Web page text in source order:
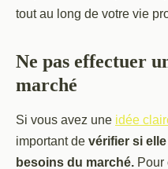
tout au long de votre vie
Ne pas effectuer
marché
Si vous avez une idée
important de vérifier si
besoins du marché. Pour